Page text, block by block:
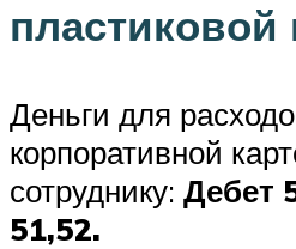
пластиковой
Деньги для
корпоративной
сотруднику: Дебет
51,52.